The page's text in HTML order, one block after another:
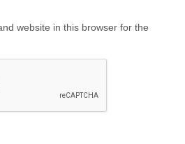
website in this browser for the